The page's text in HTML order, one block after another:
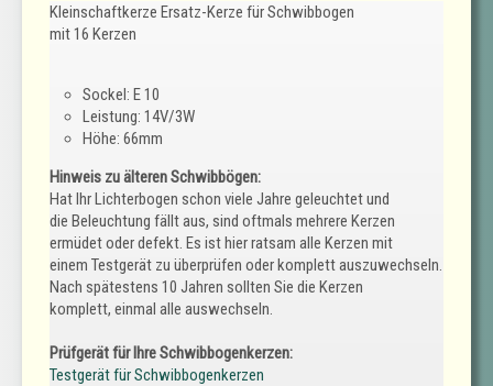
Kleinschaftkerze Ersatz-Kerze für Schwibbogen
mit 16 Kerzen
Sockel: E 10
Leistung: 14V/3W
Höhe: 66mm
Hinweis zu älteren Schwibbögen:
Hat Ihr Lichterbogen schon viele Jahre geleuchtet und
die Beleuchtung fällt aus, sind oftmals mehrere Kerzen
ermüdet oder defekt. Es ist hier ratsam alle Kerzen mit
einem Testgerät zu überprüfen oder komplett auszuwechseln.
Nach spätestens 10 Jahren sollten Sie die Kerzen
komplett, einmal alle auswechseln.
Prüfgerät für Ihre Schwibbogenkerzen:
Testgerät für Schwibbogenkerzen